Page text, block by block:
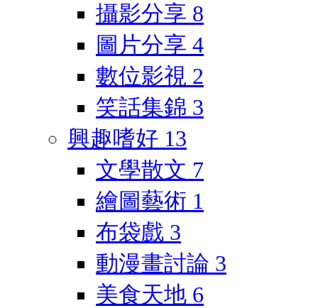
攝影分享 8
圖片分享 4
數位影視 2
笑話集錦 3
興趣嗜好 13
文學散文 7
繪圖藝術 1
布袋戲 3
動漫畫討論 3
美食天地 6